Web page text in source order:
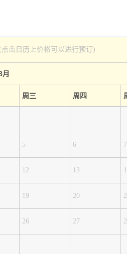
点击日历上价格可以进行预订)
周三 周四
5 6 7
12 13
19 20
26 27